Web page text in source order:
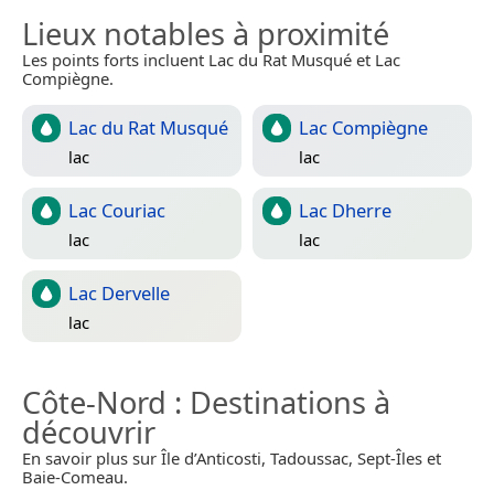
Lieux notables à proximité
Les points forts incluent Lac du Rat Musqué et Lac
Compiègne.
Lac du Rat Musqué
lac
Lac Compiègne
lac
Lac Couriac
lac
Lac Dherre
lac
Lac Dervelle
lac
Côte-Nord : Destinations à
découvrir
En savoir plus sur Île d’Anticosti, Tadoussac, Sept-Îles et
Baie-Comeau.